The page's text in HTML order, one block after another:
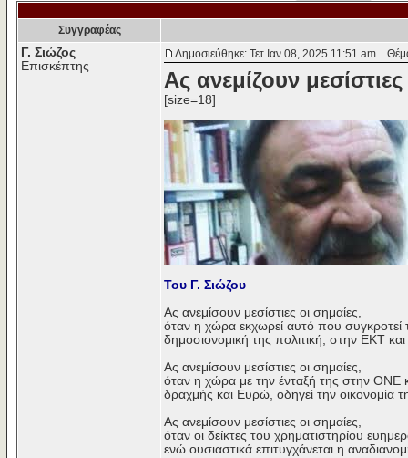
Συγγραφέας
Γ. Σιώζος
Επισκέπτης
Δημοσιεύθηκε: Τετ Ιαν 08, 2025 11:51 am
Ας ανεμίζουν
[size=18]
Του Γ. Σιώζου
Ας ανεμίσουν μεσίστιες οι σημαίες,
όταν η χώρα εκχωρεί αυτό που συγκροτεί
δημοσιονομική της πολιτική, στην ΕΚΤ
Ας ανεμίσουν μεσίστιες οι σημαίες,
όταν η χώρα με την ένταξή της στην ΟΝΕ
δραχμής και Ευρώ, οδηγεί την
Ας ανεμίσουν μεσίστιες οι σημαίες,
όταν οι δείκτες του χρηματιστηρίου
ενώ ουσιαστικά επιτυγχάνεται η